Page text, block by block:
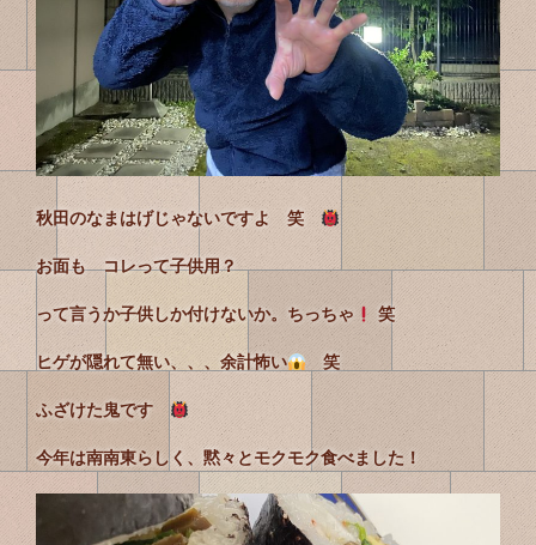
秋田のなまはげじゃないですよ 笑
お面も コレって子供用？
って言うか子供しか付けないか。ちっちゃ 笑
ヒゲが隠れて無い、、、余計怖い 笑
ふざけた鬼です
今年は南南東らしく、黙々とモクモク食べました！